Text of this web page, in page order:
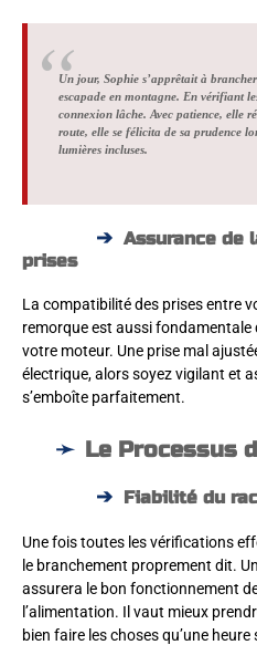
Un jour, Sophie s’apprêtait à
escapade en montagne. En vérifiant
connexion lâche. Avec patience, elle
route, elle se félicita de sa prudence
lumières incluses.
Assurance de
prises
La compatibilité des prises entre
remorque est aussi fondamentale
votre moteur. Une prise mal
électrique, alors soyez vigilant et
s’emboîte parfaitement.
Le Processus
Fiabilité du
Une fois toutes les vérifications
le branchement proprement dit.
assurera le bon fonctionnement
l’alimentation. Il vaut mieux
bien faire les choses qu’une